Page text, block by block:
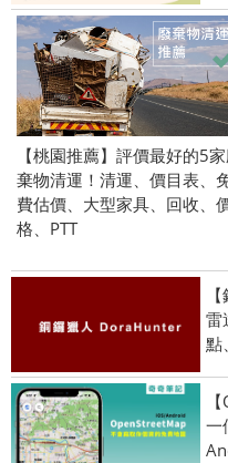
【桃園推薦】評價最好的5
棄物清運！清運、價目表、
費估價、大型家具、回收、
格、PTT
雷
點
一